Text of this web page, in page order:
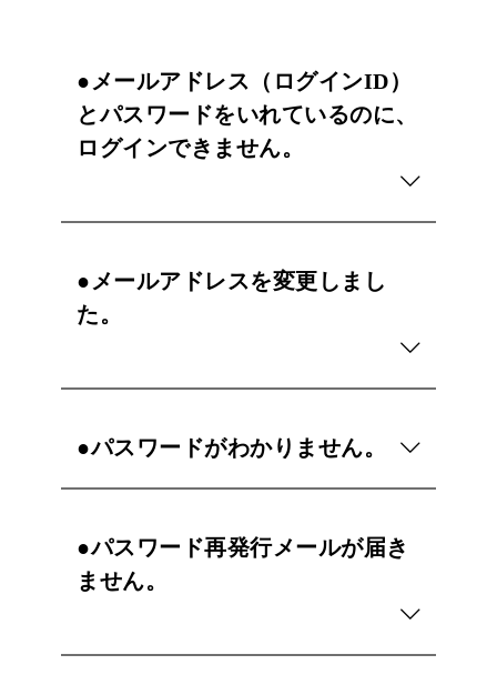
●メールアドレス（ログインID）
とパスワードをいれているのに、
ログインできません。
●メールアドレスを変更しまし
た。
●パスワードがわかりません。
●パスワード再発行メールが届き
ません。